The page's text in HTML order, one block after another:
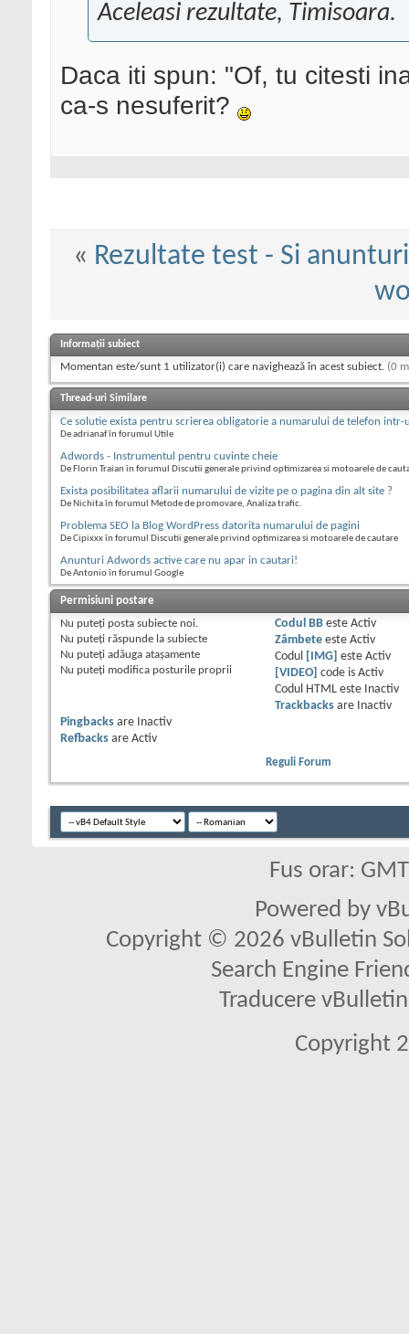
Aceleasi rezultate, Timisoara.
Daca iti spun: "Of, tu citesti
ca-s nesuferit?
« Rezultate test - Si
Informații subiect
Momentan este/sunt 1 utilizator(i) care navighează în acest subiect. (0
Thread-uri Similare
Ce solutie exista pentru scrierea obligatorie a numarului de telefon
De adrianaf în forumul Utile
Adwords - Instrumentul pentru cuvinte cheie
De Florin Traian în forumul Discutii generale privind optimizarea si motoarele de
Exista posibilitatea aflarii numarului de vizite pe o pagina din alt site ?
De Nichita în forumul Metode de promovare, Analiza trafic.
Problema SEO la Blog WordPress datorita numarului de pagini
De Cipixxx în forumul Discutii generale privind optimizarea si motoarele de cautare
Anunturi Adwords active care nu apar in cautari!
De Antonio în forumul Google
Permisiuni postare
Nu puteţi posta subiecte noi.
Nu puteţi răspunde la subiecte
Nu puteţi adăuga ataşamente
Nu puteţi modifica posturile proprii
Codul BBeste Activ
Zâmbeteeste Activ
Codul
[IMG] este Activ
[VIDEO]
code is Activ
Codul HTML este
Inactiv
Trackbacksare
Inactiv
Pingbacks are
Inactiv
Refbacks are Activ
Reguli Forum
Fus orar:
Powered by
Copyright © 2026 vBulletin
Search Engine
Traducere
Copyright